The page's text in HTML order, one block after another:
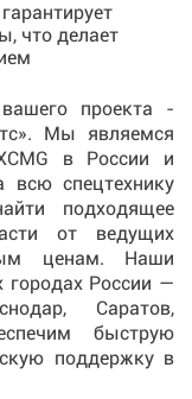
что делает
проекта -
Мы являемся
в России и
всю спецтехнику
подходящее
от ведущих
ценам. Наши
России —
Саратов,
быструю
поддержку в